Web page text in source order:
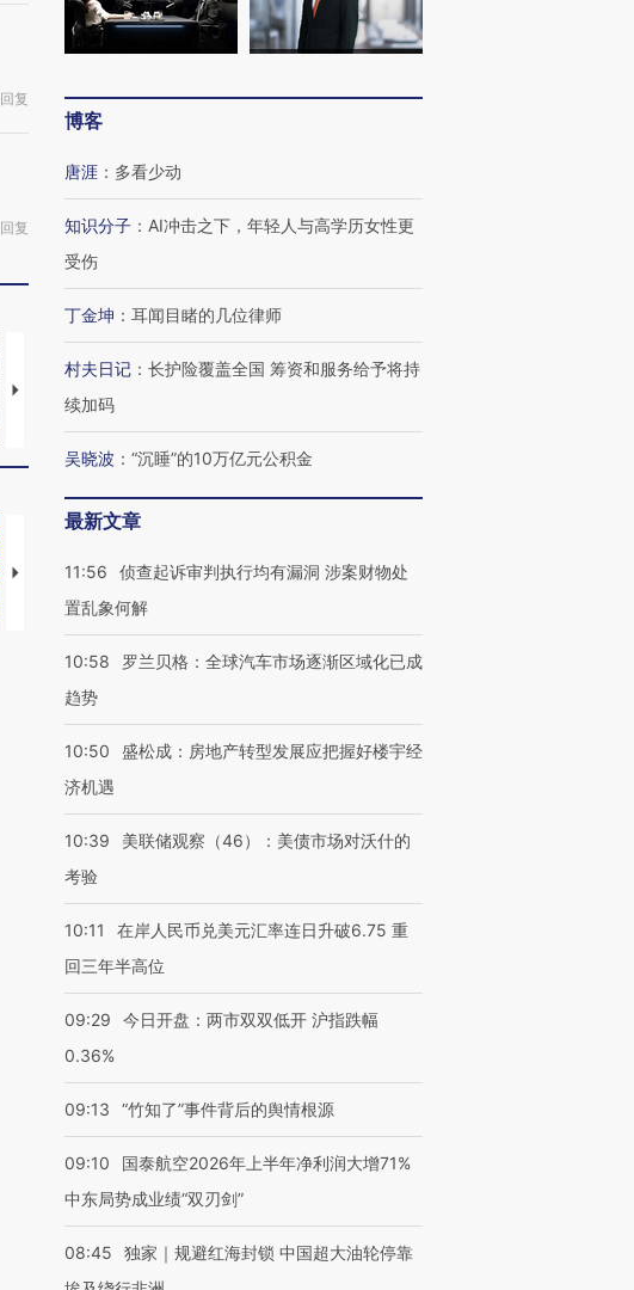
回复
回复
马航飞行员跨国走私7万
粒摇头丸 尿检体内含3种
要防空导弹“救急”
13人遇难
【推广】走进第四届链博
会，让数智科技“链”接产
【商旅对话】华住集团
博客
唐涯 ： 多看少动
知识分子 ： AI冲击之下，年轻人与高学历女性更
受伤
丁金坤 ： 耳闻目睹的几位律师
村夫日记 ： 长护险覆盖全国 筹资和服务给予将持
续加码
吴晓波 ： “沉睡”的10万亿元公积金
最新文章
11:56
侦查起诉审判执行均有漏洞 涉案财物处
置乱象何解
10:58
罗兰贝格：全球汽车市场逐渐区域化已成
趋势
10:50
盛松成：房地产转型发展应把握好楼宇经
济机遇
10:39
美联储观察（46）：美债市场对沃什的
考验
10:11
在岸人民币兑美元汇率连日升破6.75 重
回三年半高位
09:29
今日开盘：两市双双低开 沪指跌幅
0.36%
09:13 “竹知了”事件背后的舆情根源
09:10
国泰航空2026年上半年净利润大增71%
中东局势成业绩“双刃剑”
08:45
独家｜规避红海封锁 中国超大油轮停靠